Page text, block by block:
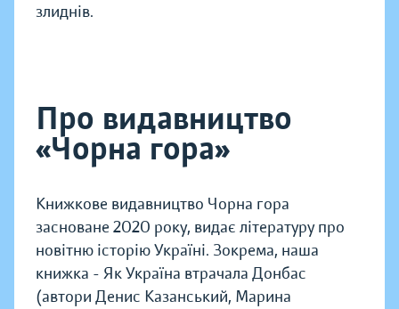
злиднів.
Про видавництво
«Чорна гора»
Книжкове видавництво Чорна гора
засноване 2020 року, видає літературу про
новітню історію Україні. Зокрема, наша
книжка - Як Україна втрачала Донбас
(автори Денис Казанський, Марина